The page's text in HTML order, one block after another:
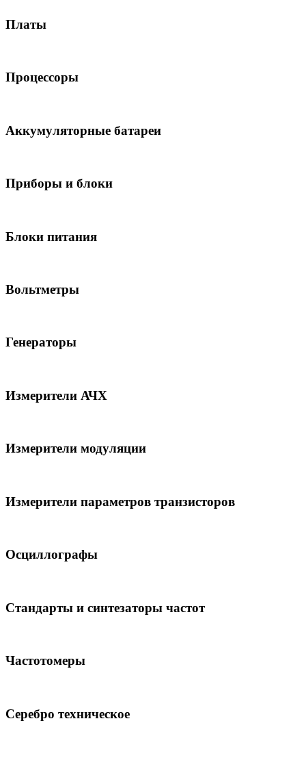
Платы
Процессоры
Аккумуляторные батареи
Приборы и блоки
Блоки питания
Вольтметры
Генераторы
Измерители АЧХ
Измерители модуляции
Измерители параметров транзисторов
Осциллографы
Стандарты и синтезаторы частот
Частотомеры
Серебро техническое